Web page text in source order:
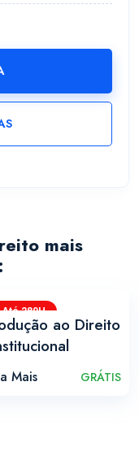
mais
Até 280H
ao Direito
Mais GRÁTIS